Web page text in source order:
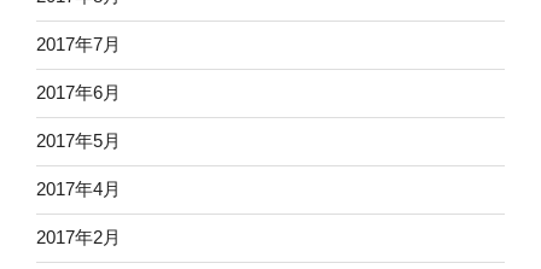
2017年7月
2017年6月
2017年5月
2017年4月
2017年2月